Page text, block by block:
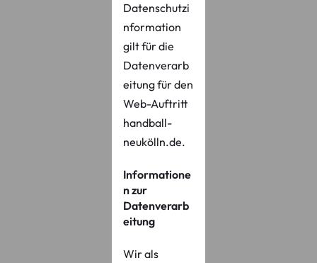
Datenschutzi
nformation
gilt für die
Datenverarb
eitung für den
Web-Auftritt
handball-
neukölln.de.
Informatione
n zur
Datenverarb
eitung
Wir als